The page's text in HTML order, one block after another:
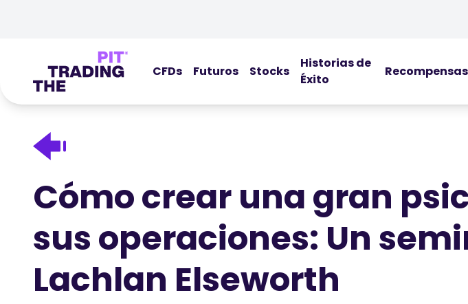
CFDs Futuros Stocks
Historias de
Éxito
Recompensas
Cómo crear una gran
sus operaciones: Un
Lachlan Elseworth